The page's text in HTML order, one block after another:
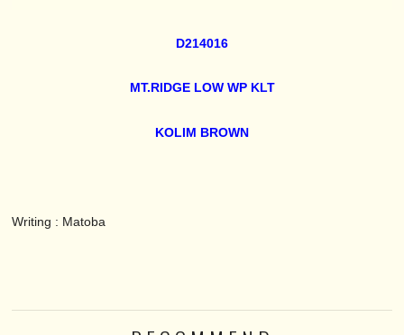
D214016
MT.RIDGE LOW WP KLT
KOLIM BROWN
Writing : Matoba